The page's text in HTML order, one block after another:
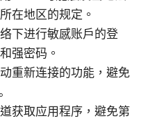
在地区的规定。
下进行敏感账户的登
强密码。
重新连接的功能，避免
获取应用程序，避免第